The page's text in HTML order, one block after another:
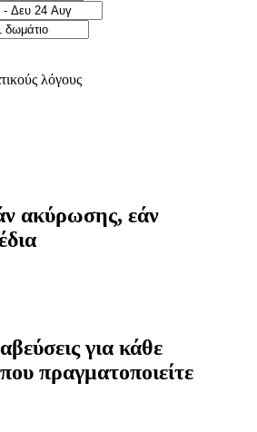
λόγους
ακύρωσης, εάν
για κάθε
πραγματοποιείτε